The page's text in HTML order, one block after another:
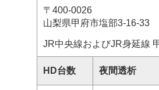
〒400-0026
山梨県甲府市塩部3-16-33
JR中央線およびJR身延線
HD台数 夜間透析